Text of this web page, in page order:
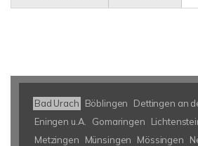
Bad Urach Böblingen
Dettingen an
Eningen u.A.
Gomaringen
Metzingen
Münsingen Mössingen